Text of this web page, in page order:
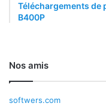
Téléchargements de
B400P
Nos amis
softwers.com